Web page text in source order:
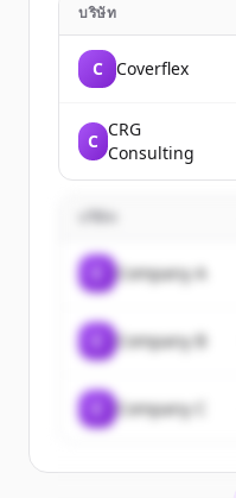
บริษัท
C Coverflex
C
CRG
Consulting
Company A
Company B
Company C